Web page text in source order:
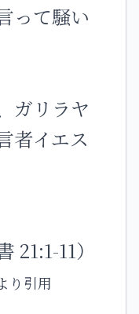
って騒い
ガリラヤ
者イエス
21:1-11）
り引用